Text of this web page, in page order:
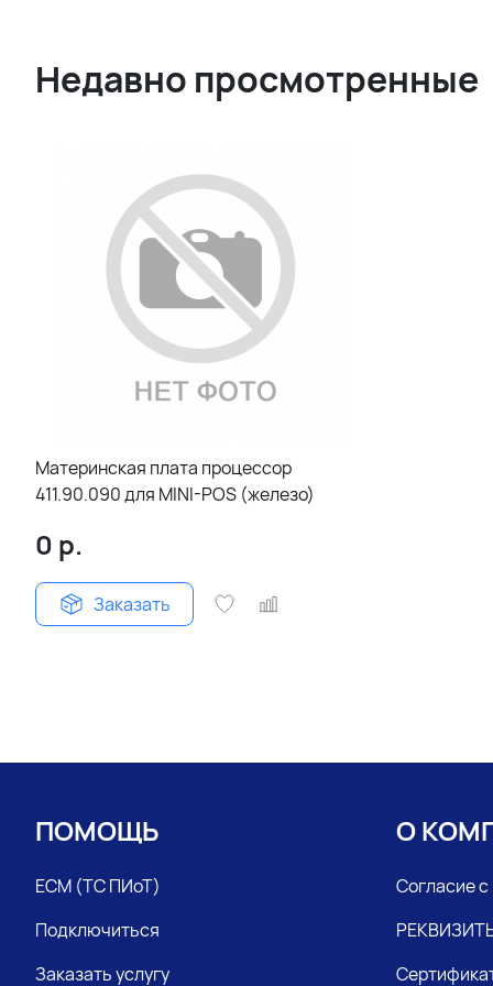
Недавно просмотренные
Материнская плата процессор
411.90.090 для MINI-POS (железо)
0 р.
Заказать
ПОМОЩЬ
ЕСМ (ТС ПИоТ)
Подключиться
Заказать услугу
О
Согласие